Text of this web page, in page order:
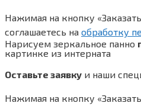
Нажимая на кнопку
соглашаетесь на обработку
Нарисуем зеркальное панно
картинке из интерната
Оставьте заявку и наши
Нажимая на кнопку